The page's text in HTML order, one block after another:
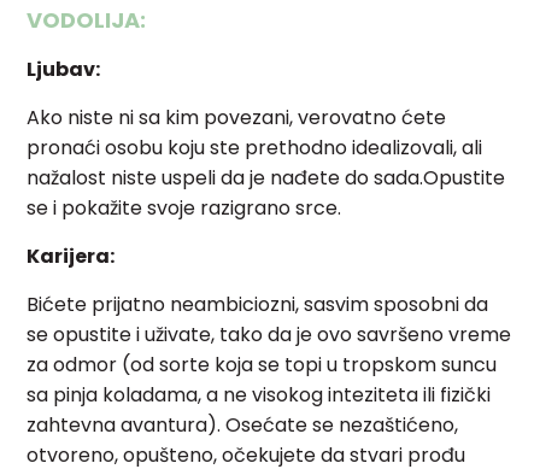
VODOLIJA:
Ljubav:
Ako niste ni sa kim povezani, verovatno ćete
pronaći osobu koju ste prethodno idealizovali, ali
nažalost niste uspeli da je nađete do sada.Opustite
se i pokažite svoje razigrano srce.
Karijera:
Bićete prijatno neambiciozni, sasvim sposobni da
se opustite i uživate, tako da je ovo savršeno vreme
za odmor (od sorte koja se topi u tropskom suncu
sa pinja koladama, a ne visokog inteziteta ili fizički
zahtevna avantura). Osećate se nezaštićeno,
otvoreno, opušteno, očekujete da stvari prođu